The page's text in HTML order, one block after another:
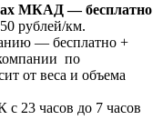
МКАД — бесплатно
рублей/км.
— бесплатно +
по
от веса и объема
с 23 часов до 7 часов